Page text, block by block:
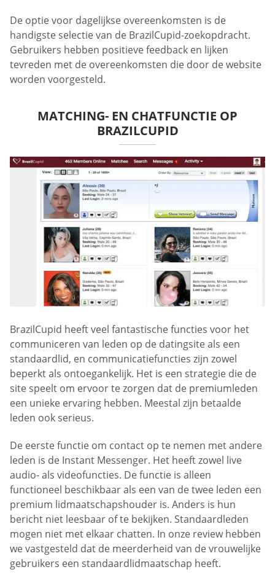
De optie voor dagelijkse overeenkomsten is de
handigste selectie van de BrazilCupid-zoekopdracht.
Gebruikers hebben positieve feedback en lijken
tevreden met de overeenkomsten die door de website
worden voorgesteld.
MATCHING- EN CHATFUNCTIE OP
BRAZILCUPID
BrazilCupid heeft veel fantastische functies voor het
communiceren van leden op de datingsite als een
standaardlid, en communicatiefuncties zijn zowel
beperkt als ontoegankelijk. Het is een strategie die de
site speelt om ervoor te zorgen dat de premiumleden
een unieke ervaring hebben. Meestal zijn betaalde
leden ook serieus.
De eerste functie om contact op te nemen met andere
leden is de Instant Messenger. Het heeft zowel live
audio- als videofuncties. De functie is alleen
functioneel beschikbaar als een van de twee leden een
premium lidmaatschapshouder is. Anders is hun
bericht niet leesbaar of te bekijken. Standaardleden
mogen niet met elkaar chatten. In onze review hebben
we vastgesteld dat de meerderheid van de vrouwelijke
gebruikers een standaardlidmaatschap heeft.